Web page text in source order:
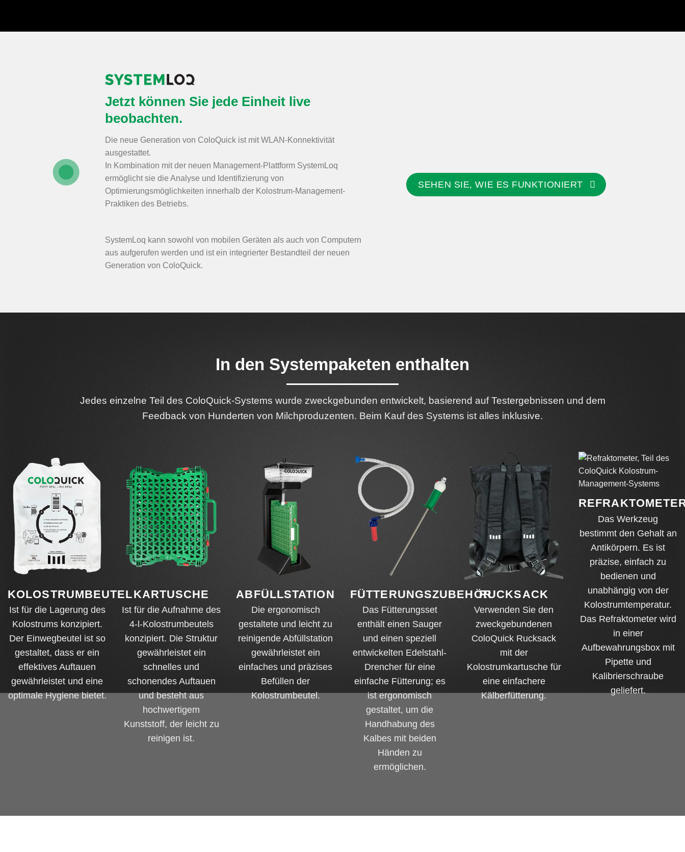
Jetzt können Sie jede Einheit live
beobachten.
Die neue Generation von ColoQuick ist mit WLAN-Konnektivität
ausgestattet.
In Kombination mit der neuen Management-Plattform SystemLoq
ermöglicht sie die Analyse und Identifizierung von
Optimierungsmöglichkeiten innerhalb der Kolostrum-Management-
Praktiken des Betriebs.
SystemLoq kann sowohl von mobilen Geräten als auch von Computern
aus aufgerufen werden und ist ein integrierter Bestandteil der neuen
Generation von ColoQuick.
SEHEN SIE, WIE ES FUNKTIONIERT
In den Systempaketen enthalten
Jedes einzelne Teil des ColoQuick-Systems wurde zweckgebunden entwickelt, basierend auf Testergebnissen und dem
Feedback von Hunderten von Milchproduzenten. Beim Kauf des Systems ist alles inklusive.
KOLOSTRUMBEUTEL
Ist für die Lagerung des
Kolostrums konzipiert.
Der Einwegbeutel ist so
gestaltet, dass er ein
effektives Auftauen
gewährleistet und eine
optimale Hygiene bietet.
KARTUSCHE
Ist für die Aufnahme des
4-l-Kolostrumbeutels
konzipiert. Die Struktur
gewährleistet ein
schnelles und
schonendes Auftauen
und besteht aus
hochwertigem
Kunststoff, der leicht zu
reinigen ist.
ABFÜLLSTATION
Die ergonomisch
gestaltete und leicht zu
reinigende Abfüllstation
gewährleistet ein
einfaches und präzises
Befüllen der
Kolostrumbeutel.
FÜTTERUNGSZUBEHÖR
Das Fütterungsset
enthält einen Sauger
und einen speziell
entwickelten Edelstahl-
Drencher für eine
einfache Fütterung; es
ist ergonomisch
gestaltet, um die
Handhabung des
Kalbes mit beiden
Händen zu
ermöglichen.
RUCKSACK
Verwenden Sie den
zweckgebundenen
ColoQuick Rucksack
mit der
Kolostrumkartusche für
eine einfachere
Kälberfütterung.
Das Werkzeug
bestimmt den Gehalt an
Antikörpern. Es ist
präzise, einfach zu
bedienen und
unabhängig von der
Kolostrumtemperatur.
Das Refraktometer wird
in einer
Aufbewahrungsbox mit
Pipette und
Kalibrierschraube
geliefert.